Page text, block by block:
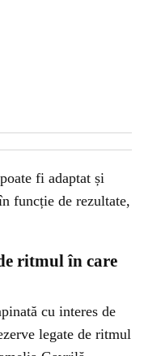
fi adaptat și
funcție de rezultate,
ritmul în care
cu interes de
legate de ritmul